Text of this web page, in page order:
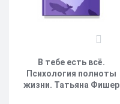
В тебе есть всё.
Психология полноты
жизни. Татьяна Фишер